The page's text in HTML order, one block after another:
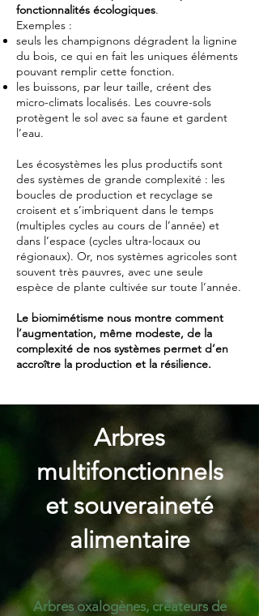
fonctionnalités écologiques.
Exemples :
seuls les champignons dégradent la lignine
du bois, ce qui en fait les uniques éléments
pouvant remplir cette fonction.
les buissons, par leur taille, créent des
micro-climats localisés. Les couvre-sols
protègent le sol avec sa faune et gardent
l’eau.
Les écosystèmes les plus productifs sont
des systèmes de grande complexité : les
boucles de production et recyclage se
croisent et s’imbriquent dans le temps
(multiples cycles au cours de l’année) et
dans l’espace (cycles ultra-locaux ou
régionaux). Or, nos systèmes agricoles sont
souvent très pauvres, avec une seule
espèce de plante cultivée sur toute l’année.
Le biomimétisme nous montre comment
l’augmentation, même modeste, de la
complexité de nos systèmes permet d’en
accroître la production et la résilience.
Arbres
multifonctionnels
et souveraineté
alimentaire
Arbres oxalogènes, créateurs de